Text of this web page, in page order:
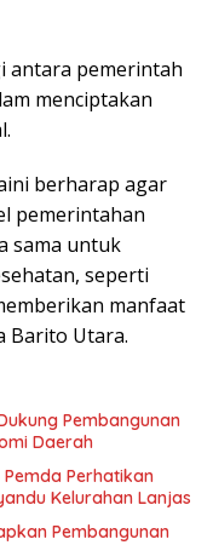
antara pemerintah
menciptakan
berharap agar
pemerintahan
sama untuk
seperti
manfaat
Barito Utara.
Pembangunan
Daerah
Perhatikan
Kelurahan Lanjas
Pembangunan